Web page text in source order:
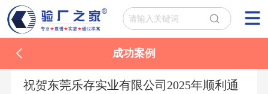
成功案例
祝贺东莞乐存实业有限公司2025年顺利通